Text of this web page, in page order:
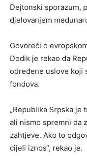
Dejtonski sporazum,
djelovanjem
Govoreći o
Dodik je rekao da
određene uslove koji
fondova.
„Republika Srpska je
ali nismo spremni da
zahtjeve. Ako to
cijeli iznos“, rekao je.